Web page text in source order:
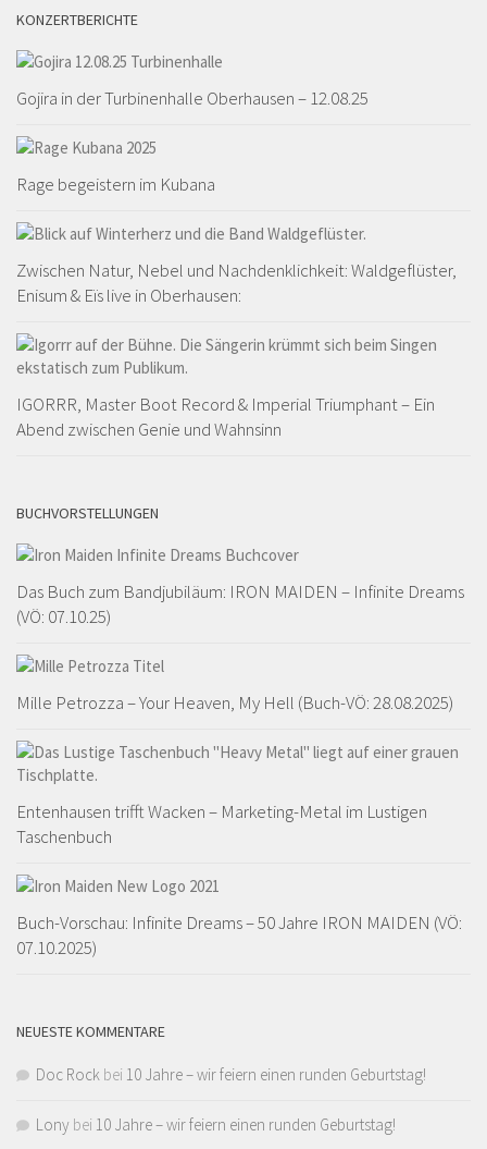
KONZERTBERICHTE
Gojira in der Turbinenhalle Oberhausen – 12.08.25
Rage begeistern im Kubana
Zwischen Natur, Nebel und Nachdenklichkeit: Waldgeflüster,
Enisum & Eïs live in Oberhausen:
IGORRR, Master Boot Record & Imperial Triumphant – Ein
Abend zwischen Genie und Wahnsinn
BUCHVORSTELLUNGEN
Das Buch zum Bandjubiläum: IRON MAIDEN – Infinite Dreams
(VÖ: 07.10.25)
Mille Petrozza – Your Heaven, My Hell (Buch-VÖ: 28.08.2025)
Entenhausen trifft Wacken – Marketing-Metal im Lustigen
Taschenbuch
Buch-Vorschau: Infinite Dreams – 50 Jahre IRON MAIDEN (VÖ:
07.10.2025)
NEUESTE KOMMENTARE
Doc Rock bei 10 Jahre – wir feiern einen runden Geburtstag!
Lony bei 10 Jahre – wir feiern einen runden Geburtstag!